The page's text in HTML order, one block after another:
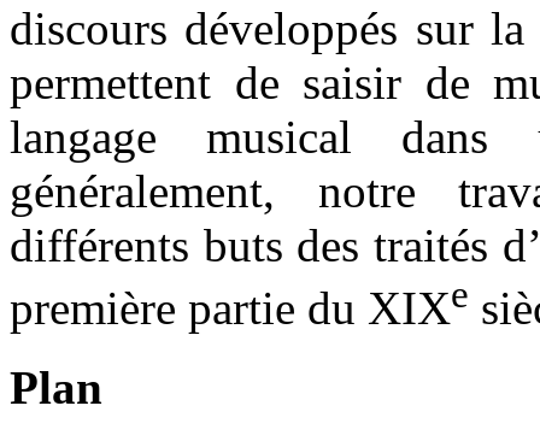
discours développés sur
permettent de saisir de
langage musical dans
généralement, notre
différents buts des traités
première partie du XIXe
Plan